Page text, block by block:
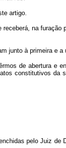
artigo.
na
junto à primeira e
de abertura e
constitutivos da
pelo Juiz